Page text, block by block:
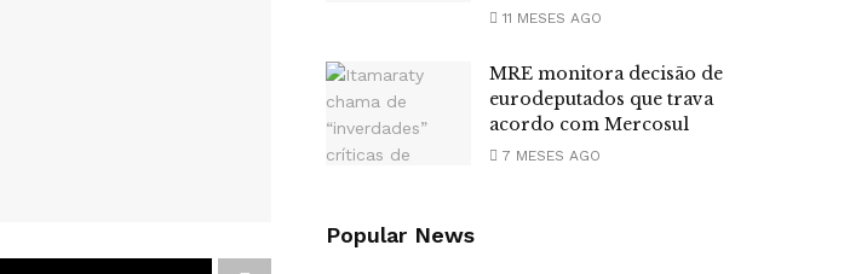
11 MESES AGO
MRE monitora decisão de
eurodeputados que trava
acordo com Mercosul
7 MESES AGO
Popular News